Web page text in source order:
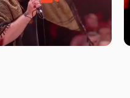
جانا جانا ابی عبدالله – کربلایی
جواد مقدم – شب هشتم محرم